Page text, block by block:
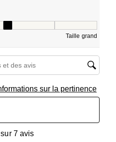
Taille grand
et d'avis
sur la pertinence
7 avis